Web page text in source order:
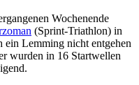
Wochenende
(Sprint-Triathlon) in
ein Lemming nicht entgehen
wurden in 16 Startwellen